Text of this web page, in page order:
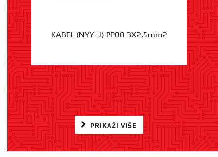
KABEL (NYY-J) PP00 3X2,5mm2
PRIKAŽI VIŠE